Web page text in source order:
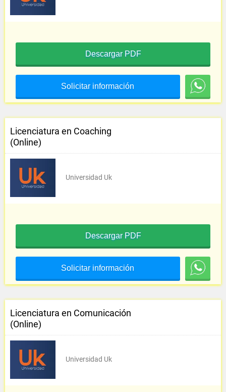
Descargar PDF
Solicitar información
Licenciatura en Coaching
(Online)
Universidad Uk
Descargar PDF
Solicitar información
Licenciatura en Comunicación
(Online)
Universidad Uk